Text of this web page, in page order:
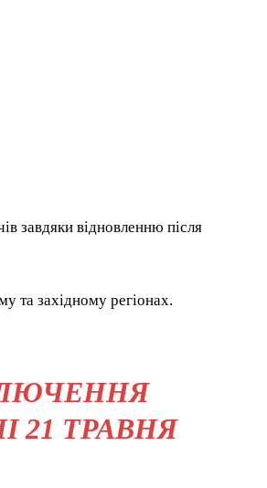
завдяки відновленню після
та західному регіонах.
21 ТРАВНЯ